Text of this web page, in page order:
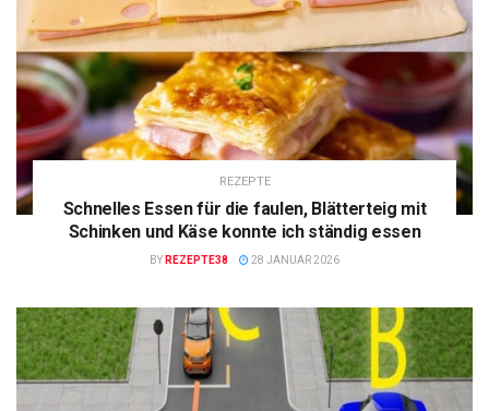
REZEPTE
Schnelles Essen für die faulen, Blätterteig mit
Schinken und Käse konnte ich ständig essen
BY REZEPTE38 28 JANUAR 2026